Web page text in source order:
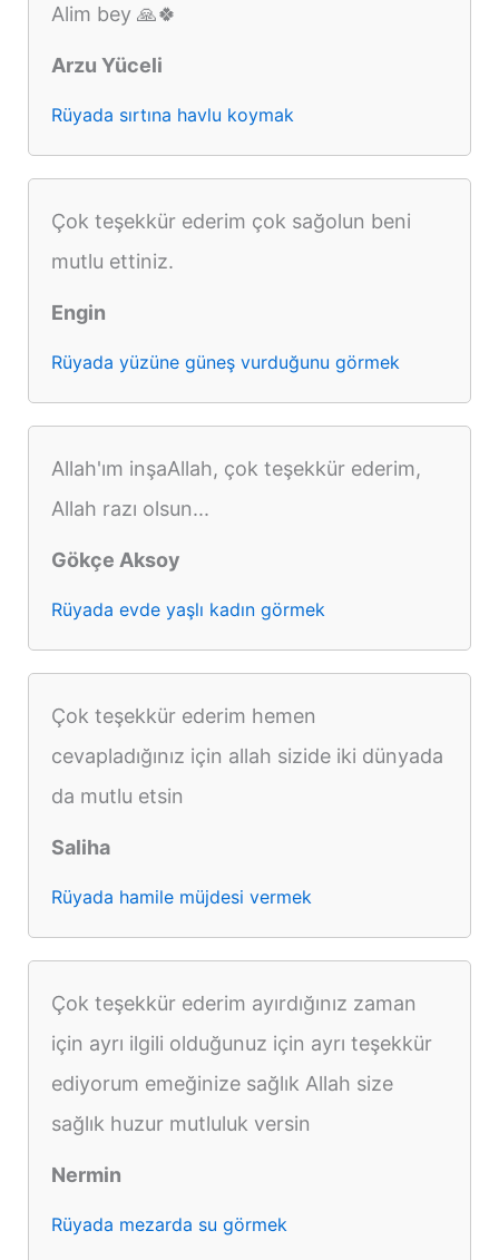
Alim bey 🙏🍀
Arzu Yüceli
Rüyada sırtına havlu koymak
Çok teşekkür ederim çok sağolun beni
mutlu ettiniz.
Engin
Rüyada yüzüne güneş vurduğunu görmek
Allah'ım inşaAllah, çok teşekkür ederim,
Allah razı olsun...
Gökçe Aksoy
Rüyada evde yaşlı kadın görmek
Çok teşekkür ederim hemen
cevapladığınız için allah sizide iki dünyada
da mutlu etsin
Saliha
Rüyada hamile müjdesi vermek
Çok teşekkür ederim ayırdığınız zaman
için ayrı ilgili olduğunuz için ayrı teşekkür
ediyorum emeğinize sağlık Allah size
sağlık huzur mutluluk versin
Nermin
Rüyada mezarda su görmek